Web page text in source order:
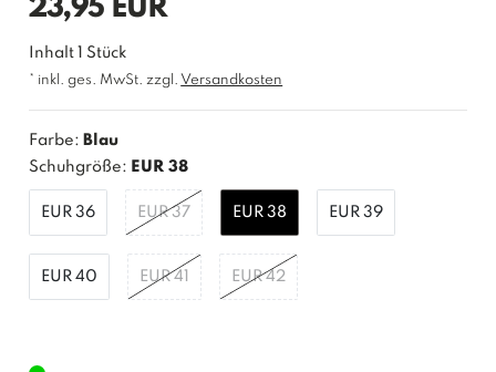
23,95 EUR
Inhalt1Stück
* inkl. ges. MwSt. zzgl. Versandkosten
Farbe: Blau
Schuhgröße: EUR 38
EUR 36 EUR 37 EUR 38 EUR 39
EUR 40 EUR 41 EUR 42